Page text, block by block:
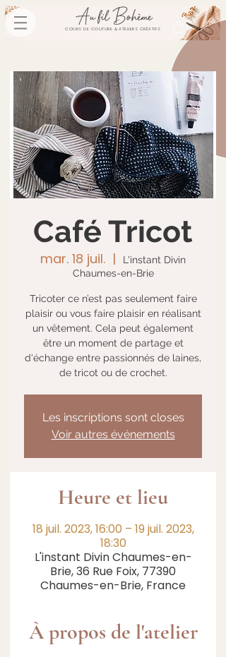
COURS DE COUTURE & ATELIERS CRÉATIFS
Café Tricot
mar. 18 juil.
  |
L'instant Divin
Chaumes-en-Brie
Tricoter ce n’est pas seulement faire
plaisir ou vous faire plaisir en réalisant
un vêtement. Cela peut également
être un moment de partage et
d'échange entre passionnés de laines,
de tricot ou de crochet.
Les inscriptions sont closes
Voir autres événements
Heure et lieu
18 juil. 2023, 16:00 – 19 juil. 2023,
18:30
L'instant Divin Chaumes-en-
Brie, 36 Rue Foix, 77390
Chaumes-en-Brie, France
À propos de l'atelier